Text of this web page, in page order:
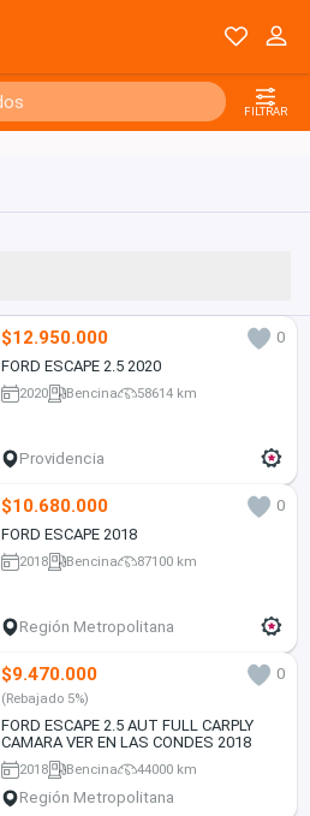
FILTRAR
$12.950.000
0
FORD ESCAPE 2.5 2020
2020 Bencina 58614 km
Providencia
$10.680.000
0
FORD ESCAPE 2018
2018 Bencina 87100 km
Región Metropolitana
$9.470.000 0
(Rebajado 5%)
FORD ESCAPE 2.5 AUT FULL CARPLY
CAMARA VER EN LAS CONDES 2018
2018 Bencina 44000 km
Región Metropolitana